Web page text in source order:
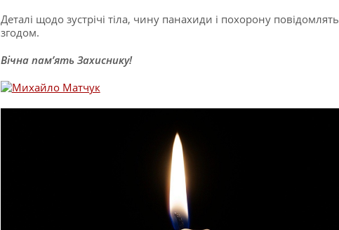
Деталі щодо зустрічі тіла, чину панахиди і похорону повідомлять
згодом.
Вічна пам’ять Захиснику!